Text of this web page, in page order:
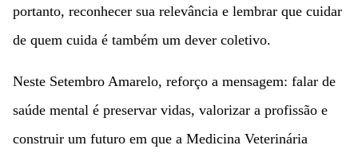
portanto, reconhecer sua relevância e lembrar que cuidar
de quem cuida é também um dever coletivo.
Neste Setembro Amarelo, reforço a mensagem: falar de
saúde mental é preservar vidas, valorizar a profissão e
construir um futuro em que a Medicina Veterinária